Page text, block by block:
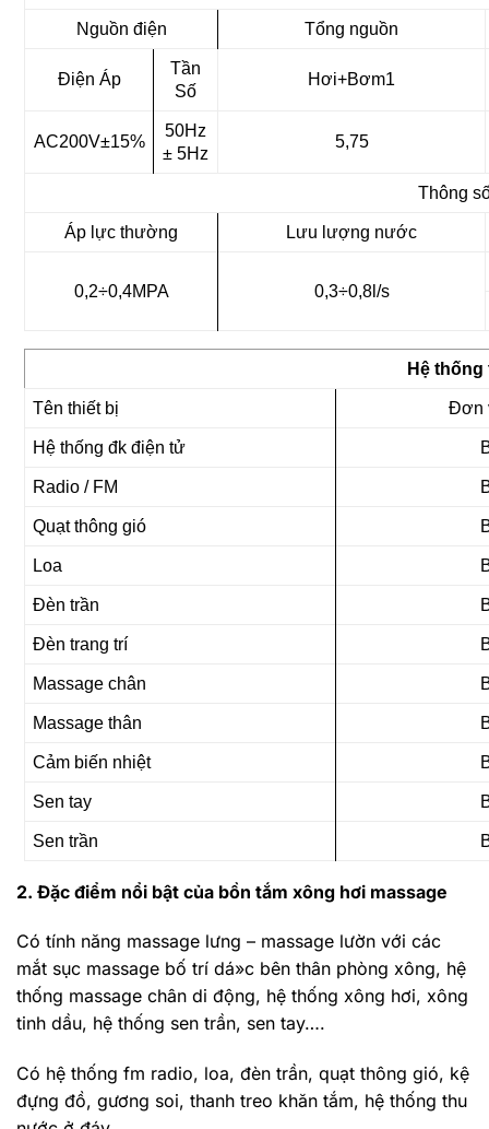
Nguồn điện Tổng nguồn
Điện Áp
Tần
Số
Hơi+Bơm1
AC200V±15%
50Hz
± 5Hz
5,75
Thông
Áp lực thường Lưu lượng nước
0,2÷0,4MPA 0,3÷0,8l/s
Hệ thống
Tên thiết bị Đơn
Hệ thống đk điện tử
Radio / FM
Quạt thông gió
Loa
Đèn trần
Đèn trang trí
Massage chân
Massage thân
Cảm biến nhiệt
Sen tay
Sen trần
2. Đặc điểm nổi bật của bồn tắm xông hơi massage
Có tính năng massage lưng – massage lườn với các
mắt sục massage bố trí dá»c bên thân phòng xông, hệ
thống massage chân di động, hệ thống xông hơi, xông
tinh dầu, hệ thống sen trần, sen tay….
Có hệ thống fm radio, loa, đèn trần, quạt thông gió, kệ
đựng đồ, gương soi, thanh treo khăn tắm, hệ thống thu